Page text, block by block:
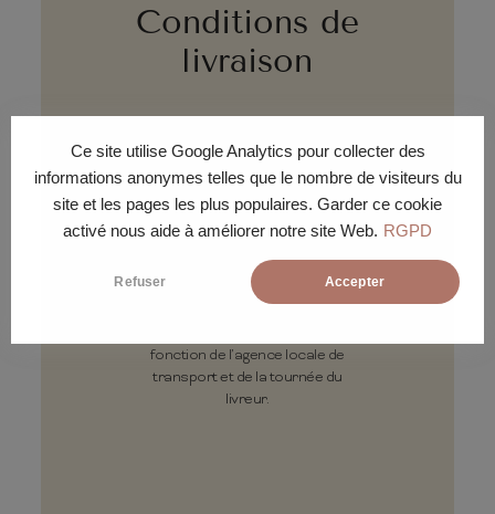
Ce site utilise Google Analytics pour collecter des
informations anonymes telles que le nombre de visiteurs du
site et les pages les plus populaires. Garder ce cookie
activé nous aide à améliorer notre site Web. RGPD
Refuser Accepter
Conditions de
livraison
DÉLAI
fonction de l’agence locale de
transport et de la tournée du
livreur.